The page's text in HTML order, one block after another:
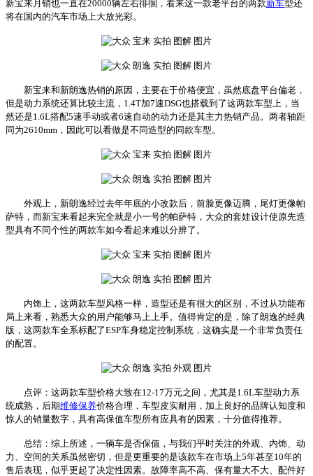
新宝来月销也一直在20000辆左右徘徊，看来这一款老平台的两款新车型还
将在国内的汽车市场上大放光彩。
新宝来和新朗逸热销的原因，主要在于价格便宜，虽然底盘平台偏老，
但是动力系统还算比较主流，1.4T加7速DSG也搭载到了这两款车型上，当
然还是1.6L搭配5速手动或者6速自动的动力还是其主力热销产品。两者轴距
同为2610mm，因此可以看做是不同造型的同款车型。
外观上，新朗逸经过去年年底的小改款后，前脸更像迈腾，尾灯更像帕
萨特，而新宝来看起来完全就是小一号的帕萨特，大众的套娃设计使原先造
型具有不同个性的两款车如今看起来难以分辨了。
内饰上，这两款车型风格一样，造型还是有很大的区别，不过从功能布
局上来看，熟悉大众的用户能够马上上手。值得肯定的是，除了朗逸的经典
版，这两款车全系标配了ESP车身稳定控制系统，这确实是一个非常负责任
的配置。
点评：这两款车型价格大致在12-17万元之间，尤其是1.6L车型动力系
统成熟，后期维修保养价格合理，车型皮实耐用，加上良好的品牌认知度和
惊人的销量数字，具有高保值车型所有应具有的因素，十分值得推荐。
总结：综上所述，一辆车是否保值，与我们平时关注的外观、内饰、动
力、空间的关系虽然密切，但是更重要的是该款车在市场上5年甚至10年的
售后表现，似乎更起了决定性因素。故障率高不高、保有量大不大、配件好